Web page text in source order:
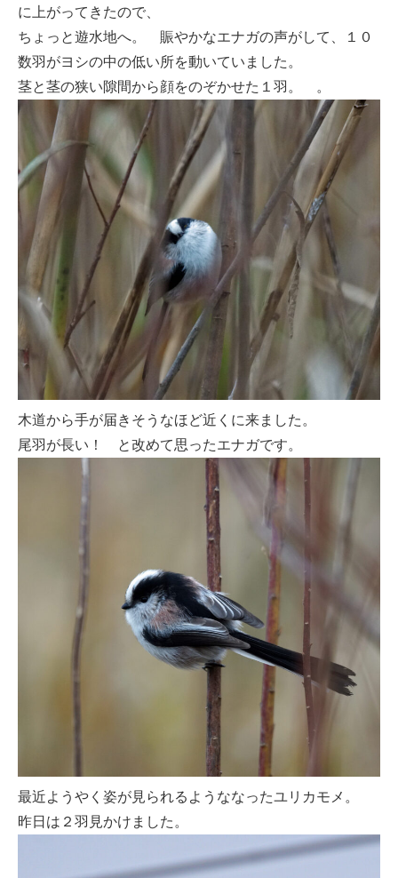
に上がってきたので、
ちょっと遊水地へ。 賑やかなエナガの声がして、１０
数羽がヨシの中の低い所を動いていました。
茎と茎の狭い隙間から顔をのぞかせた１羽。 。
木道から手が届きそうなほど近くに来ました。
尾羽が長い！ と改めて思ったエナガです。
最近ようやく姿が見られるようななったユリカモメ。
昨日は２羽見かけました。